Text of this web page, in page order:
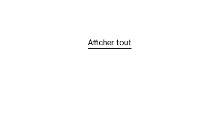
Afficher tout